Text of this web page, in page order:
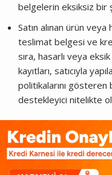
belgelerin eksiksiz bir
Satın alınan ürün veya
teslimat belgesi ve
sıra, hasarlı veya
kayıtları, satıcıyla
politikalarını
destekleyici nitelikte